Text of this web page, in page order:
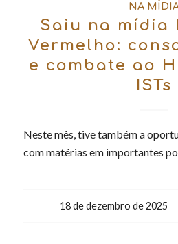
NA
Saiu na mídia
Vermelho:
e combate ao
ISTs
Neste mês, tive também a
com matérias em importantes
18 de dezembro de 2025
/